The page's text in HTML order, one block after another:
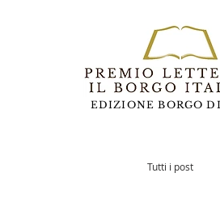
EDIZIONE BORGO
Tutti i post